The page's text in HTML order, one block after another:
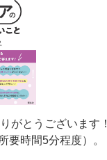
がとうございます！
要時間5分程度）。